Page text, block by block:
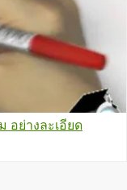
อย่างละเอียด